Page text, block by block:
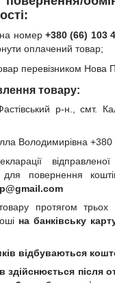
номер +380 (66) 103
оплачений товар;
перевізником Нова
товару:
р-н., смт.
Володимирівна
для повернення
протягом
на банківську
відбуваються
здійснюється після